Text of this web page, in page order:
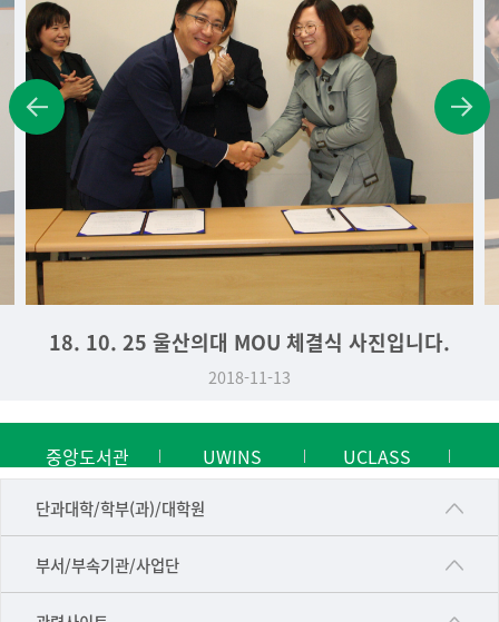
18. 10. 25 울산의대 MOU 체결식 사진입니다.
2018-11-13
중앙도서관 UWINS UCLASS
단과대학/학부(과)/대학원
■인문대학
▷국어국문학부
부서/부속기관/사업단
공동기기센터
공학교육혁신센터
건강가정지원센터